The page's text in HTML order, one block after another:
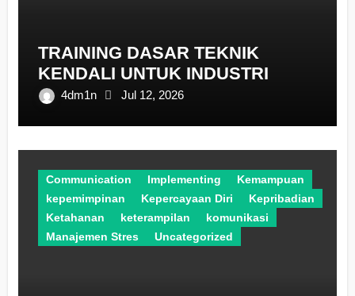
TRAINING DASAR TEKNIK
KENDALI UNTUK INDUSTRI
4dm1n Jul 12, 2026
Communication Implementing
Kemampuan
kepemimpinan
Kepercayaan Diri
Kepribadian
Ketahanan
keterampilan
komunikasi
Manajemen Stres
Uncategorized